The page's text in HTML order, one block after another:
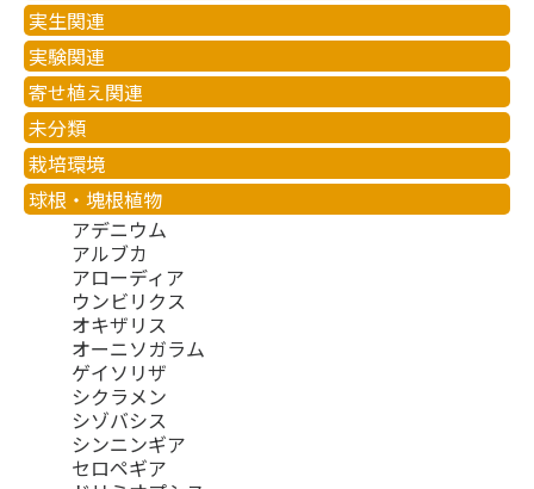
実生関連
実験関連
寄せ植え関連
未分類
栽培環境
球根・塊根植物
アデニウム
アルブカ
アローディア
ウンビリクス
オキザリス
オーニソガラム
ゲイソリザ
シクラメン
シゾバシス
シンニンギア
セロペギア